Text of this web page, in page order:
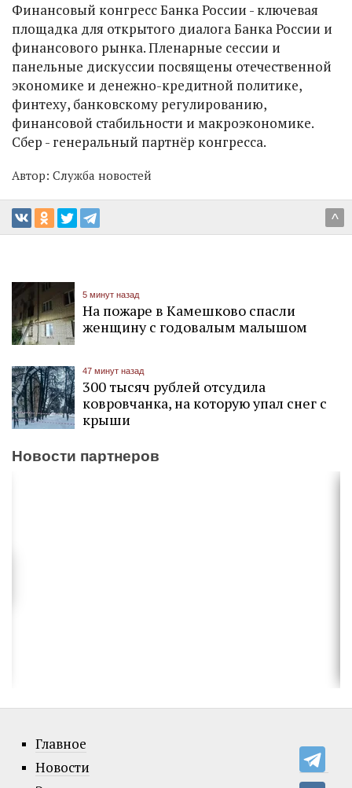
Финансовый конгресс Банка России - ключевая
площадка для открытого диалога Банка России и
финансового рынка. Пленарные сессии и
панельные дискуссии посвящены отечественной
экономике и денежно-кредитной политике,
финтеху, банковскому регулированию,
финансовой стабильности и макроэкономике.
Сбер - генеральный партнёр конгресса.
Автор: Служба новостей
^
5 минут назад
На пожаре в Камешково спасли
женщину с годовалым малышом
47 минут назад
300 тысяч рублей отсудила
ковровчанка, на которую упал снег с
крыши
Новости партнеров
Главное
Новости